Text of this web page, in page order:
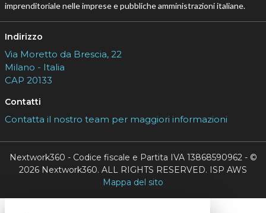
imprenditoriale nelle imprese e pubbliche amministrazioni italiane.
Indirizzo
Via Moretto da Brescia, 22
Milano - Italia
CAP 20133
Contatti
Contatta il nostro team per maggiori informazioni
Nextwork360 - Codice fiscale e Partita IVA 13868590962 - ©
2026 Nextwork360. ALL RIGHTS RESERVED. ISP AWS
Mappa del sito